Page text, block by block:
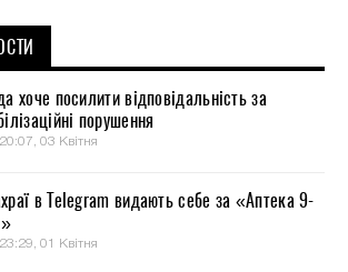
хоче посилити відповідальність за
порушення
20:07, 03 Квітня
в Telegram видають себе за «Аптека 9-
23:29, 01 Квітня